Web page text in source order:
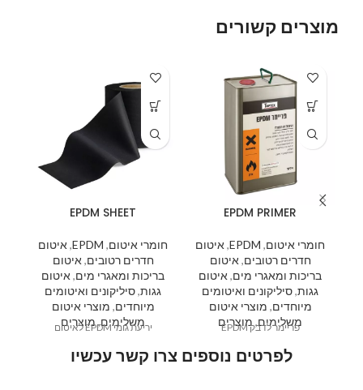
מוצרים קשורים
EPDM PRIMER
חומרי איטום,
EPDM
, איטום
חדרים רטובים, איטום
בריכות ומאגרי מים, איטום
גגות,סיליקונים ואיטומים
מיוחדים, מוצרי איטום
משלימים, מוצריםפריימר לדבק EPDM
EPDM SHEET
חומרי איטום,
EPDM
, איטום
חדרים רטובים, איטום
בריכות ומאגרי מים, איטום
גגות,סיליקונים ואיטומים
מיוחדים, מוצרי איטום
משלימים,מוצרים יריעת גומי EPDM לאיטום
לפרטים נוספים צרו קשר עכשיו